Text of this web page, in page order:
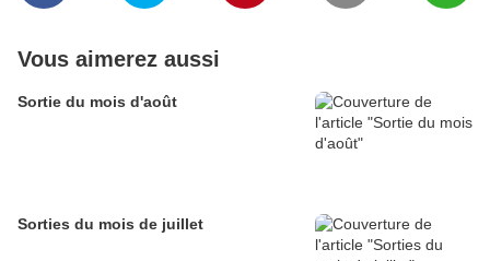
Vous aimerez aussi
Sortie du mois d'août
Sorties du mois de juillet